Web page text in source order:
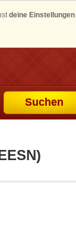
deine Einstellungen
Suchen